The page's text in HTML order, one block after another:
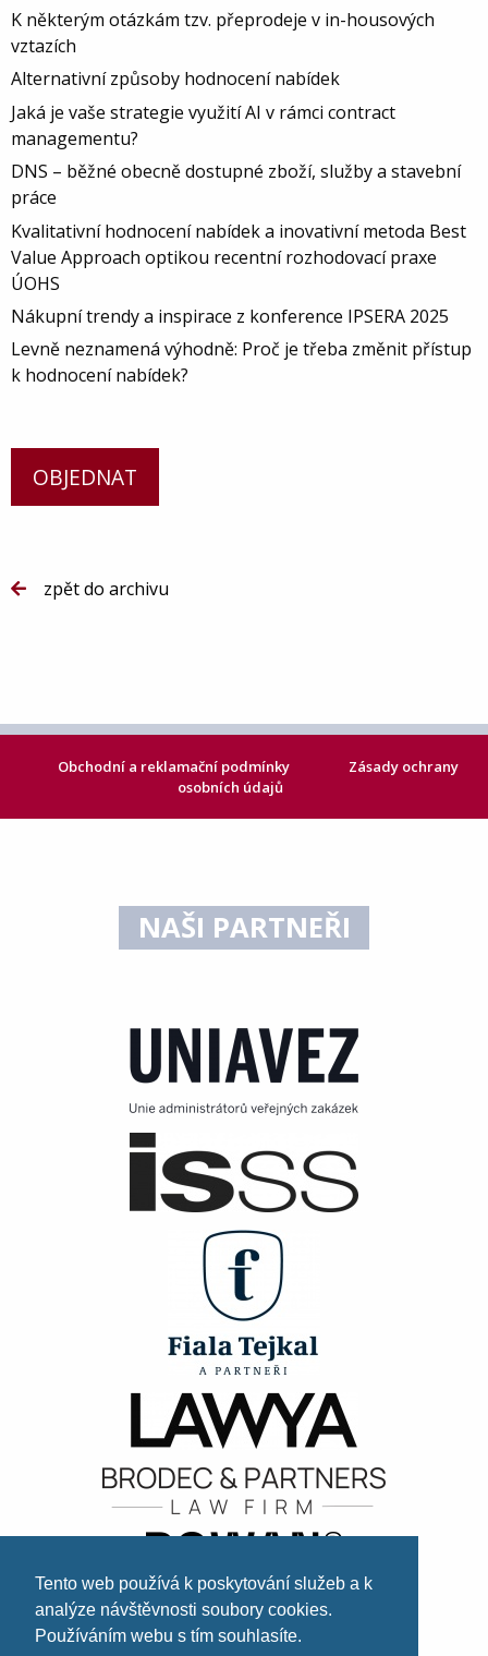
Tento web používá k poskytování služeb a k
analýze návštěvnosti soubory cookies.
Používáním webu s tím souhlasíte.
K některým otázkám tzv. přeprodeje v in-housových
vztazích
Alternativní způsoby hodnocení nabídek
Jaká je vaše strategie využití AI v rámci contract
managementu?
DNS – běžné obecně dostupné zboží, služby a stavební
práce
Kvalitativní hodnocení nabídek a inovativní metoda Best
Value Approach optikou recentní rozhodovací praxe
ÚOHS
Nákupní trendy a inspirace z konference IPSERA 2025
Levně neznamená výhodně: Proč je třeba změnit přístup
k hodnocení nabídek?
OBJEDNAT
zpět do archivu
Obchodní a reklamační podmínky
Zásady ochrany
osobních údajů
NAŠI PARTNEŘI